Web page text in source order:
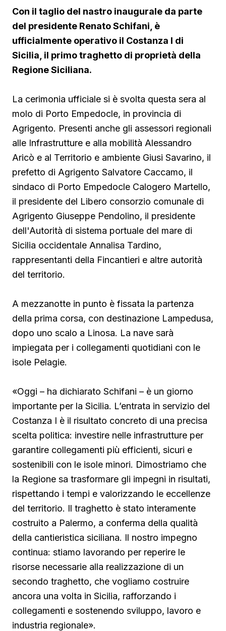
Con il taglio del nastro inaugurale da parte
del presidente Renato Schifani, è
ufficialmente operativo il Costanza I di
Sicilia, il primo traghetto di proprietà della
Regione Siciliana.
La cerimonia ufficiale si è svolta questa sera al
molo di Porto Empedocle, in provincia di
Agrigento. Presenti anche gli assessori regionali
alle Infrastrutture e alla mobilità Alessandro
Aricò e al Territorio e ambiente Giusi Savarino, il
prefetto di Agrigento Salvatore Caccamo, il
sindaco di Porto Empedocle Calogero Martello,
il presidente del Libero consorzio comunale di
Agrigento Giuseppe Pendolino, il presidente
dell'Autorità di sistema portuale del mare di
Sicilia occidentale Annalisa Tardino,
rappresentanti della Fincantieri e altre autorità
del territorio.
A mezzanotte in punto è fissata la partenza
della prima corsa, con destinazione Lampedusa,
dopo uno scalo a Linosa. La nave sarà
impiegata per i collegamenti quotidiani con le
isole Pelagie.
«Oggi – ha dichiarato Schifani – è un giorno
importante per la Sicilia. L’entrata in servizio del
Costanza I è il risultato concreto di una precisa
scelta politica: investire nelle infrastrutture per
garantire collegamenti più efficienti, sicuri e
sostenibili con le isole minori. Dimostriamo che
la Regione sa trasformare gli impegni in risultati,
rispettando i tempi e valorizzando le eccellenze
del territorio. Il traghetto è stato interamente
costruito a Palermo, a conferma della qualità
della cantieristica siciliana. Il nostro impegno
continua: stiamo lavorando per reperire le
risorse necessarie alla realizzazione di un
secondo traghetto, che vogliamo costruire
ancora una volta in Sicilia, rafforzando i
collegamenti e sostenendo sviluppo, lavoro e
industria regionale».